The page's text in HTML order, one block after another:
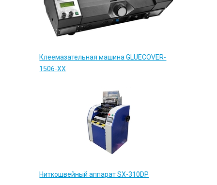
Клеемазательная машина GLUECOVER-
1506-XX
Ниткошвейный аппарат SX-310DP